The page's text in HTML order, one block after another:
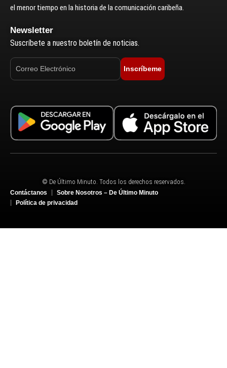
el menor tiempo en la historia de la comunicación caribeña.
Newsletter
Suscríbete a nuestro boletín de noticias.
Inscríbeme
© De Último Minuto. Todos los derechos reservados.
Contáctanos
Sobre Nosotros – De Último Minuto
Política de privacidad